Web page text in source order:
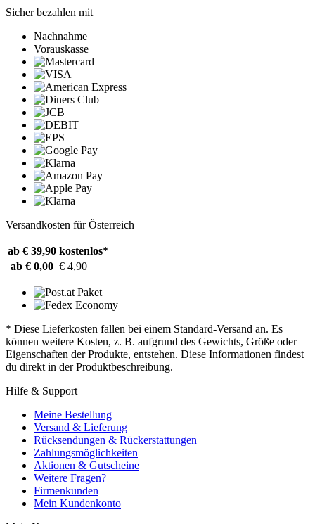
Sicher bezahlen mit
Nachnahme
Vorauskasse
Versandkosten für Österreich
ab € 39,90 kostenlos*
ab € 0,00 € 4,90
* Diese Lieferkosten fallen bei einem Standard-Versand an. Es
können weitere Kosten, z. B. aufgrund des Gewichts, Größe oder
Eigenschaften der Produkte, entstehen. Diese Informationen findest
du direkt in der Produktbeschreibung.
Hilfe & Support
Meine Bestellung
Versand & Lieferung
Rücksendungen & Rückerstattungen
Zahlungsmöglichkeiten
Aktionen & Gutscheine
Weitere Fragen?
Firmenkunden
Mein Kundenkonto